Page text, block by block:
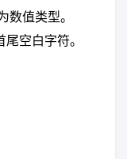
数值类型。
空白字符。